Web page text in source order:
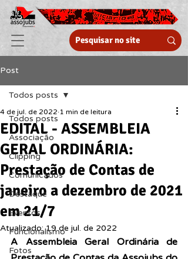
Post
Todos posts
Associação
Clipping
Comunicados
Destaque
Eventos
Funcionalismo
Fotos
Todos posts
EDITAL - ASSEMBLEIA
GERAL ORDINÁRIA:
Prestação de Contas de
janeiro a dezembro de 2021
em 21/7
4 de jul. de 2022 1 min de leitura
Atualizado:19 de jul. de 2022
A Assembleia Geral Ordinária de